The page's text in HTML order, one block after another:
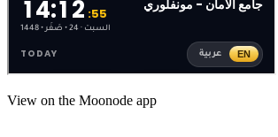
View on the Moonode app